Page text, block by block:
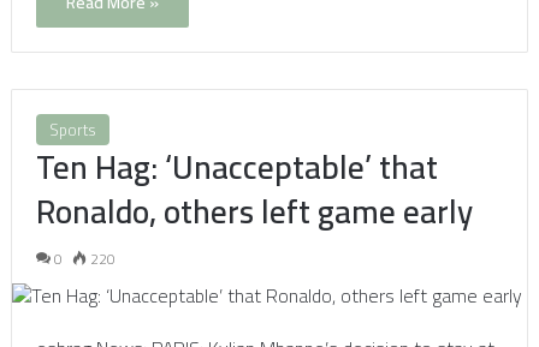
Sports
Ten Hag: ‘Unacceptable’ that
Ronaldo, others left game early
0 220